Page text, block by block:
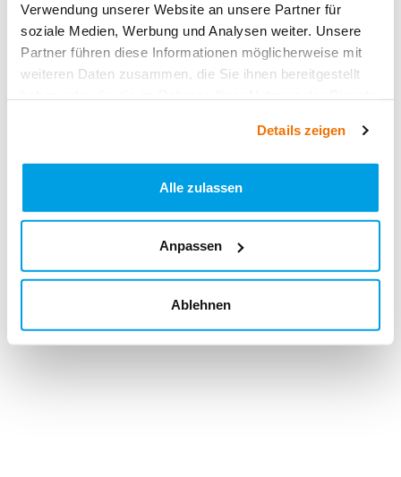
Verwendung unserer Website an unsere Partner für
soziale Medien, Werbung und Analysen weiter. Unsere
Partner führen diese Informationen möglicherweise mit
weiteren Daten zusammen, die Sie ihnen bereitgestellt
Details zeigen
Alle zulassen
Anpassen
Ablehnen